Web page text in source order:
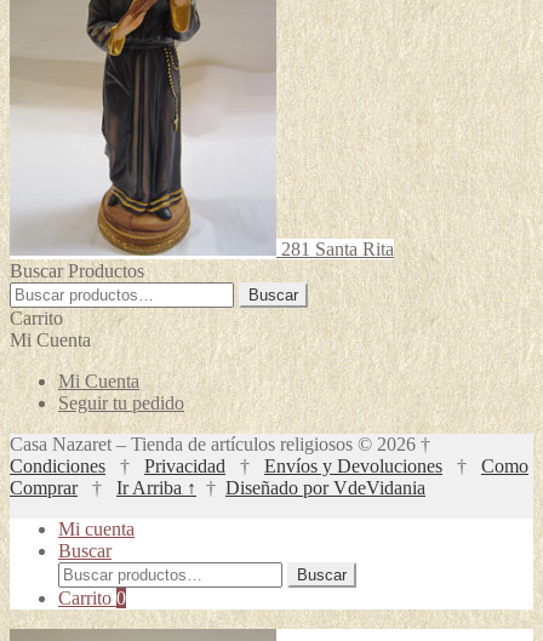
281 Santa Rita
Buscar Productos
Buscar
por:
Buscar
Carrito
Mi Cuenta
Mi Cuenta
Seguir tu pedido
Casa Nazaret – Tienda de artículos religiosos © 2026 †
Condiciones † Privacidad † Envíos y Devoluciones † Como
Comprar† Ir Arriba ↑ † Diseñado por VdeVidania
Mi cuenta
Buscar
Buscar
por:
Buscar
Carrito 0